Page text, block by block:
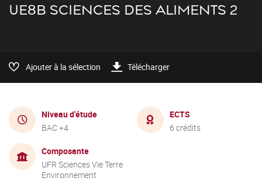
UE8B SCIENCES DES ALIMENTS 2
Ajouter à la sélection Télécharger
Niveau d'étude
BAC +4
ECTS
6 crédits
Composante
UFR Sciences Vie Terre
Environnement